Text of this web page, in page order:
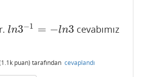
ln3−1 = −ln3
ln3−1= −ln 3
cevabımız
1.1k puan) tarafından cevaplandı